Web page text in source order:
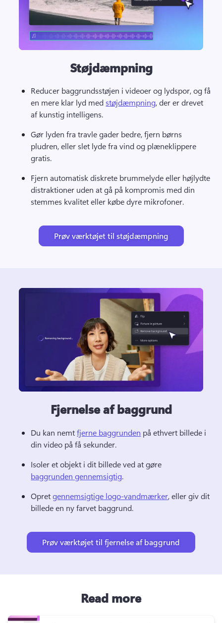
Støjdæmpning
Reducer baggrundsstøjen i videoer og lydspor, og få
en mere klar lyd med støjdæmpning, der er drevet
af kunstig intelligens.
Gør lyden fra travle gader bedre, fjern børns
pludren, eller slet lyde fra vind og plæneklippere
gratis.
Fjern automatisk diskrete brummelyde eller højlydte
distraktioner uden at gå på kompromis med din
stemmes kvalitet eller købe dyre mikrofoner.
Prøv værktøjet til støjdæmpning
Fjernelse af baggrund
Du kan nemt fjerne baggrunden på ethvert billede i
din video på få sekunder.
Isoler et objekt i dit billede ved at gøre
baggrunden gennemsigtig.
Opret gennemsigtige logo-vandmærker, eller giv dit
billede en ny farvet baggrund.
Prøv værktøjet til fjernelse af baggrund
Read more